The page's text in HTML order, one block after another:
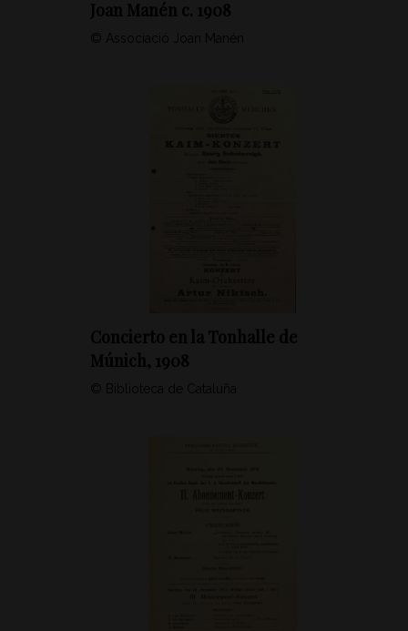
Joan Manén c. 1908
© Associació Joan Manén
Concierto en la Tonhalle de
Múnich, 1908
© Biblioteca de Cataluña